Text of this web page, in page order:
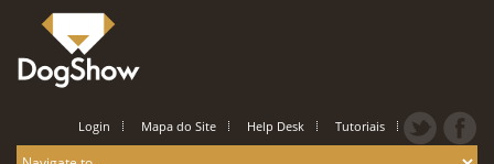
Login Mapa do Site Help Desk Tutoriais